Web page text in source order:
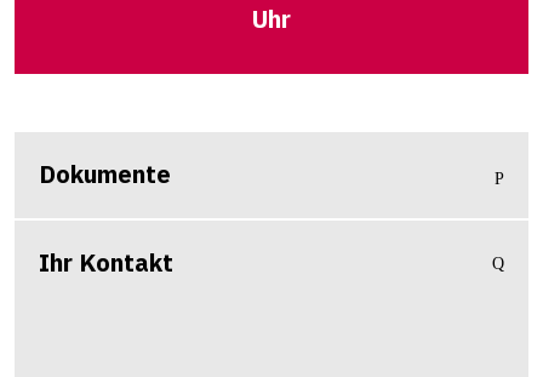
Uhr
Dokumente
Ihr Kontakt